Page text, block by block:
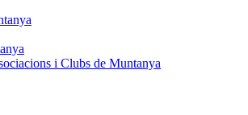
i Clubs de Muntanya